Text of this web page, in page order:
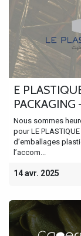
E
Nous sommes
pour LE
d’emballages
l’accom...
14 avr. 2025